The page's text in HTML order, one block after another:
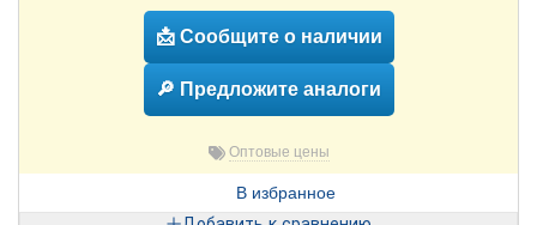
📩 Сообщите о наличии
🔎 Предложите аналоги
Оптовые цены
В избранное